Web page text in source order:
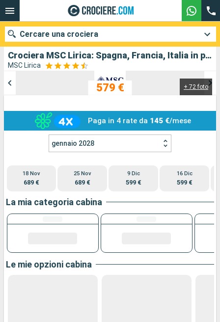
Crociera MSC Lirica: Spagna, Francia, Italia in partenza da Civitavecchia - Roma
MSC Lirica
+ 72 foto
579 €
Paga in 4 rate da 145 €/mese
gennaio 2028
18 Nov
689 €
25 Nov
689 €
9 Dic
599 €
16 Dic
599 €
La mia categoria cabina
Le mie opzioni cabina
Cercare una crociera
Mesi di partenza
Porti Compagnie